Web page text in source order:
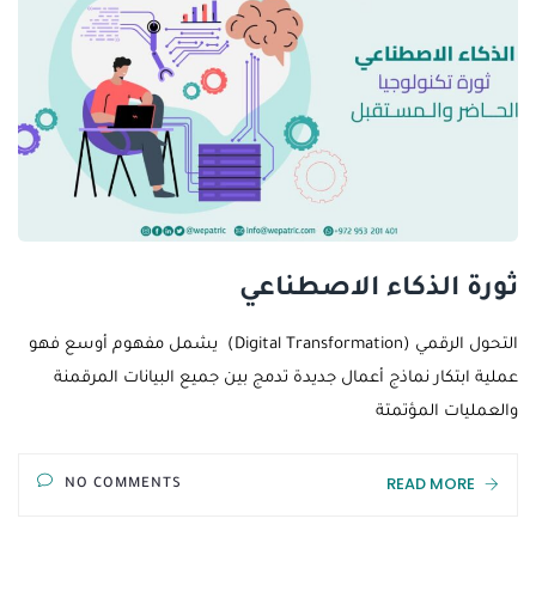
ثورة الذكاء الاصطناعي
التحول الرقمي (Digital Transformation) يشمل مفهوم أوسع فهو
عملية ابتكار نماذج أعمال جديدة تدمج بين جميع البيانات المرقمنة
والعمليات المؤتمتة
READ MORE
NO COMMENTS